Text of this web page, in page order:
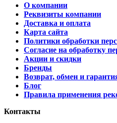
О компании
Реквизиты компании
Доставка и оплата
Карта сайта
Политики обработки
Согласие на обработку
Акции и скидки
Бренды
Возврат, обмен и
Блог
Правила применения
Контакты